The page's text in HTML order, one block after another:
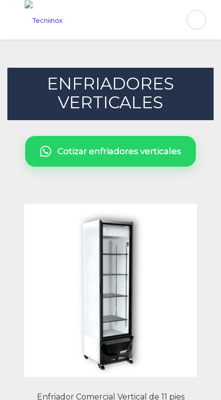
ENFRIADORES
VERTICALES
Cotizar enfriadores verticales
Enfriador Comercial Vertical de 11 pies